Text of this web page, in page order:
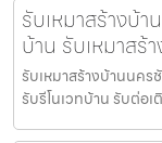
รับเหมาสร้างบ้
บ้าน รับเหมาสร้
รับเหมาสร้างบ้านนคร
รับรีโนเวทบ้าน รับต่อ